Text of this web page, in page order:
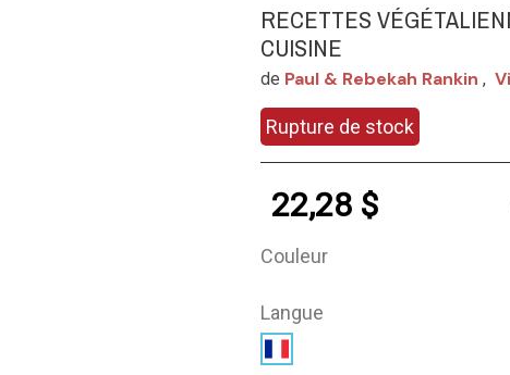
RECETTES
CUISINE
de Paul & Rebekah Rankin ,
Rupture de stock
22,28 $
Couleur
Langue